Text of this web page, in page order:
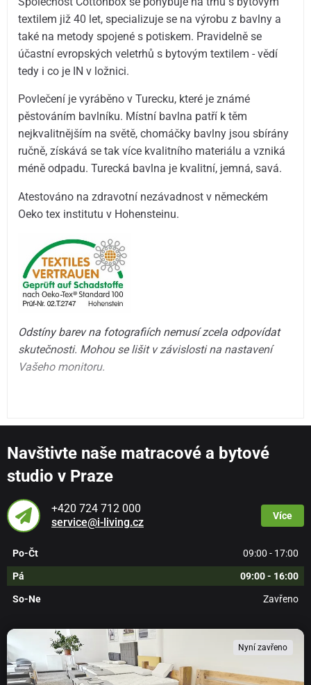
textilem již 40 let, specializuje se na výrobu z bavlny a
také na metody spojené s potiskem. Pravidelně se
účastní evropských veletrhů s bytovým textilem - vědí
tedy i co je IN v ložnici.
Povlečení je vyráběno v Turecku, které je známé
pěstováním bavlníku. Místní bavlna patří k těm
nejkvalitnějším na světě, chomáčky bavlny jsou sbírány
ručně, získává se tak více kvalitního materiálu a vzniká
méně odpadu. Turecká bavlna je kvalitní, jemná, savá.
Atestováno na zdravotní nezávadnost v německém
Oeko tex institutu v Hohensteinu.
Odstíny barev na fotografiích nemusí zcela odpovídat
skutečnosti. Mohou se lišit v závislosti na nastavení
Vašeho monitoru.
Navštivte naše matracové a bytové
studio v Praze
+420 724 712 000
service@i-living.cz
Více
Po-Čt 09:00 - 17:00
Pá 09:00 - 16:00
So-Ne Zavřeno
Nyní zavřeno